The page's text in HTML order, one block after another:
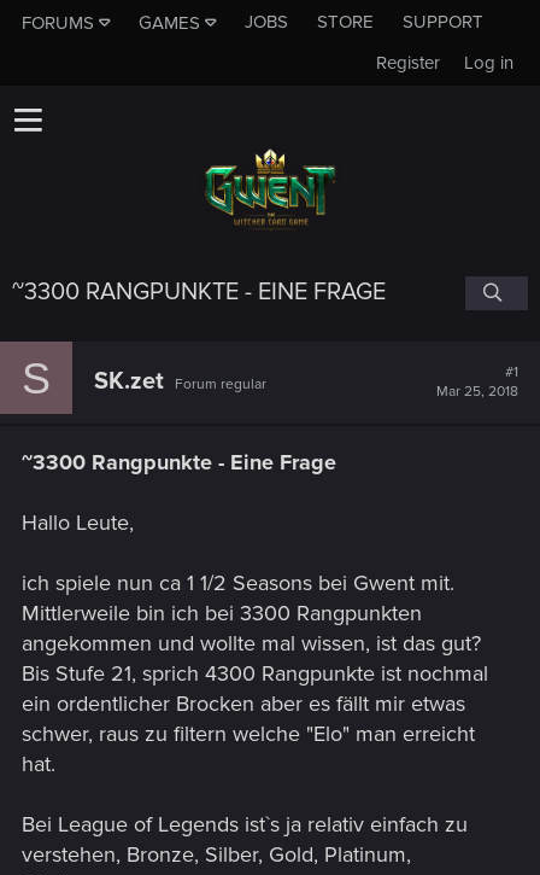
FORUMS GAMES JOBS STORE
SUPPORT
Log in
Register
~3300 RANGPUNKTE - EINE FRAGE
S SK.zet Forum regular
#1
Mar 25, 2018
~3300 Rangpunkte - Eine Frage
Hallo Leute,
ich spiele nun ca 1 1/2 Seasons bei Gwent mit.
Mittlerweile bin ich bei 3300 Rangpunkten
angekommen und wollte mal wissen, ist das gut?
Bis Stufe 21, sprich 4300 Rangpunkte ist nochmal
ein ordentlicher Brocken aber es fällt mir etwas
schwer, raus zu filtern welche "Elo" man erreicht
hat.
Bei League of Legends ist`s ja relativ einfach zu
verstehen, Bronze, Silber, Gold, Platinum,